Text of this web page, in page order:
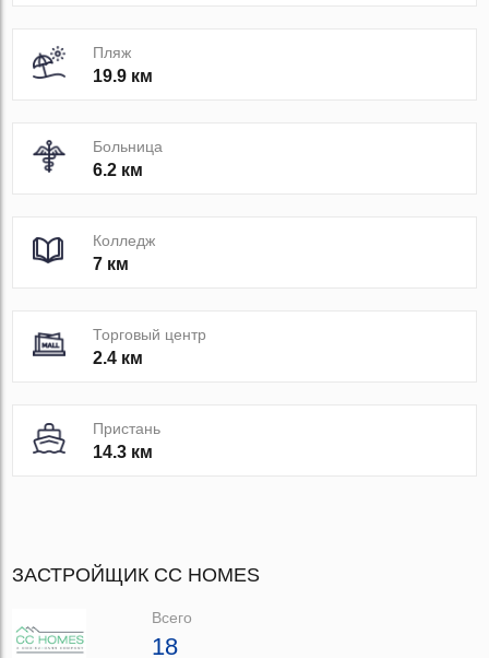
Пляж
19.9 км
Больница
6.2 км
Колледж
7 км
Торговый центр
2.4 км
Пристань
14.3 км
ЗАСТРОЙЩИК CC HOMES
Всего
18